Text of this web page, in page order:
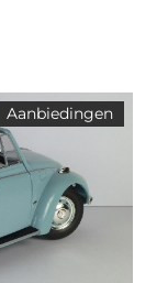
Aanbiedingen